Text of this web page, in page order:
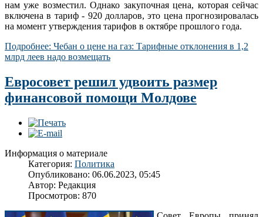
нам уже возместил. Однако закупочная цена, которая сейчас
включена в тариф - 920 долларов, это цена прогнозировалась
на момент утверждения тарифов в октябре прошлого года.
Подробнее: Чебан о цене на газ: Тарифные отклонения в 1,2
млрд леев надо возмещать
Евросовет решил удвоить размер
финансовой помощи Молдове
Информация о материале
Категория: Политика
Опубликовано: 06.06.2023, 05:45
Автор: Редакция
Просмотров: 870